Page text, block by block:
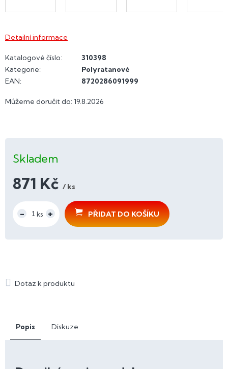
Můžeme doručit do: 19.8.2026
Skladem
871 Kč / ks
cena:
PŘIDAT DO KOŠÍKU
Detailní informace
Katalogové číslo:
310398
Kategorie:
Polyratanové
EAN: 8720286091999
Popis Diskuze